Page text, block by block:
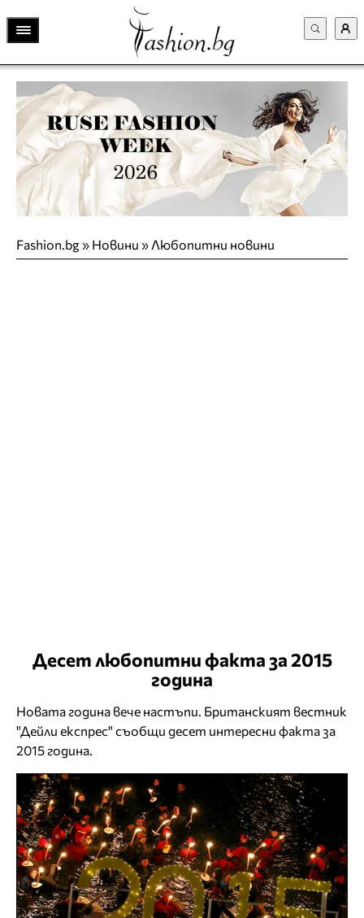
Fashion.bg» Новини » Любопитни новини
Десет любопитни факта за 2015
година
Новата година вече настъпи. Британският вестник
"Дейли експрес" съобщи десет интересни факта за
2015 година.